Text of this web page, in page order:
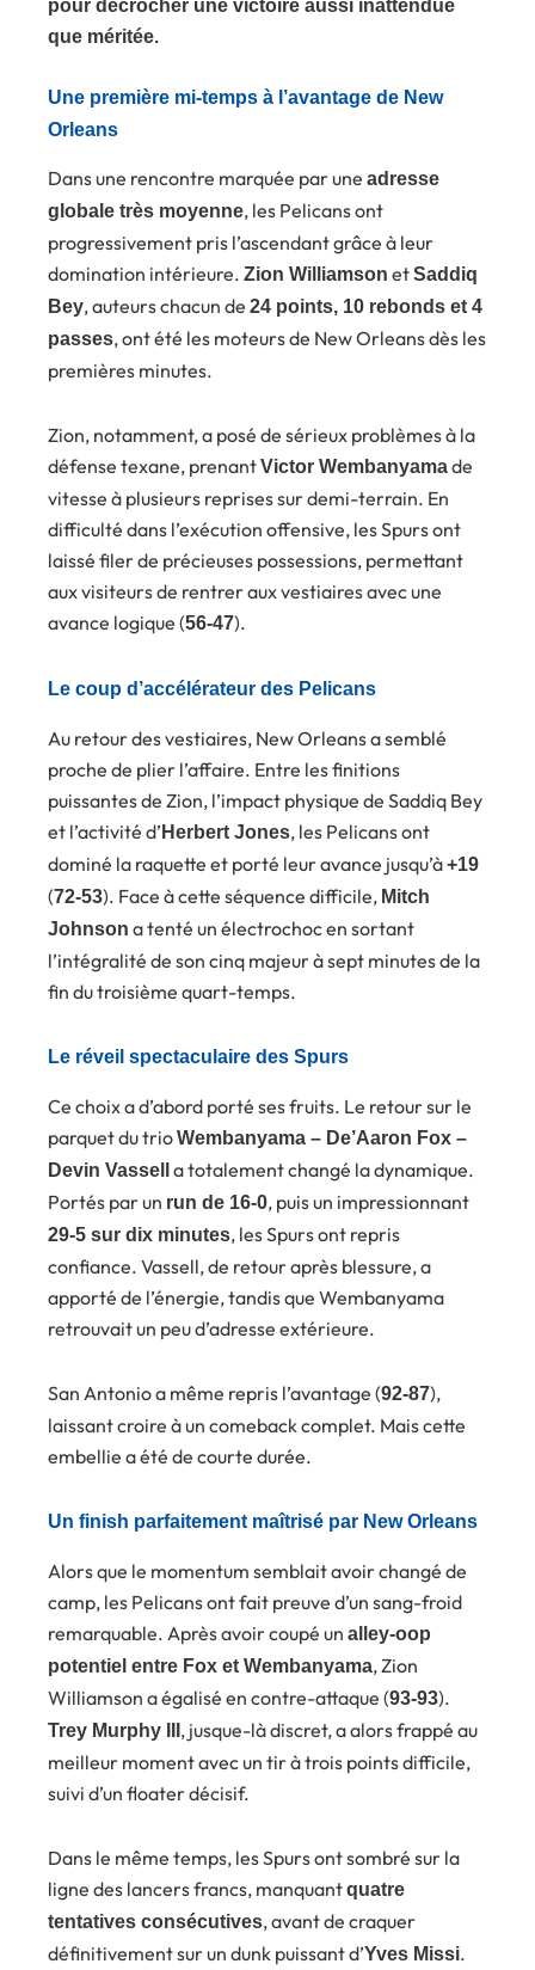
pour décrocher une victoire aussi inattendue
que méritée.
Une première mi-temps à l’avantage de New
Orleans
Dans une rencontre marquée par une adresse
globale très moyenne, les Pelicans ont
progressivement pris l’ascendant grâce à leur
domination intérieure. Zion Williamson etSaddiq
Bey, auteurs chacun de 24 points, 10 rebonds et 4
passes, ont été les moteurs de New Orleans dès les
premières minutes.
Zion, notamment, a posé de sérieux problèmes à la
défense texane, prenantVictor Wembanyamade
vitesse à plusieurs reprises sur demi-terrain. En
difficulté dans l’exécution offensive, les Spurs ont
laissé filer de précieuses possessions, permettant
aux visiteurs de rentrer aux vestiaires avec une
avance logique (56-47).
Le coup d’accélérateur des Pelicans
Au retour des vestiaires, New Orleans a semblé
proche de plier l’affaire. Entre les finitions
puissantes de Zion, l’impact physique de Saddiq Bey
et l’activité d’ Herbert Jones, les Pelicans ont
dominé la raquette et porté leur avance jusqu’à+19
(72-53). Face à cette séquence difficile, Mitch
Johnson a tenté un électrochoc en sortant
l’intégralité de son cinq majeur à sept minutes de la
fin du troisième quart-temps.
Le réveil spectaculaire des Spurs
Ce choix a d’abord porté ses fruits. Le retour sur le
parquet du trioWembanyama – De’Aaron Fox –
Devin Vassell
a totalement changé la dynamique.
Portés par un run de 16-0, puis un impressionnant
29-5 sur dix minutes, les Spurs ont repris
confiance. Vassell, de retour après blessure, a
apporté de l’énergie, tandis que Wembanyama
retrouvait un peu d’adresse extérieure.
San Antonio a même repris l’avantage (92-87),
laissant croire à un comeback complet. Mais cette
embellie a été de courte durée.
Un finish parfaitement maîtrisé par New Orleans
Alors que le momentum semblait avoir changé de
camp, les Pelicans ont fait preuve d’un sang-froid
remarquable. Après avoir coupé un alley-oop
potentiel entre Fox et Wembanyama, Zion
Williamson a égalisé en contre-attaque (93-93).
Trey Murphy III , jusque-là discret, a alors frappé au
meilleur moment avec un tir à trois points difficile,
suivi d’un floater décisif.
Dans le même temps, les Spurs ont sombré sur la
ligne des lancers francs, manquantquatre
tentatives consécutives, avant de craquer
définitivement sur un dunk puissant d’Yves Missi.